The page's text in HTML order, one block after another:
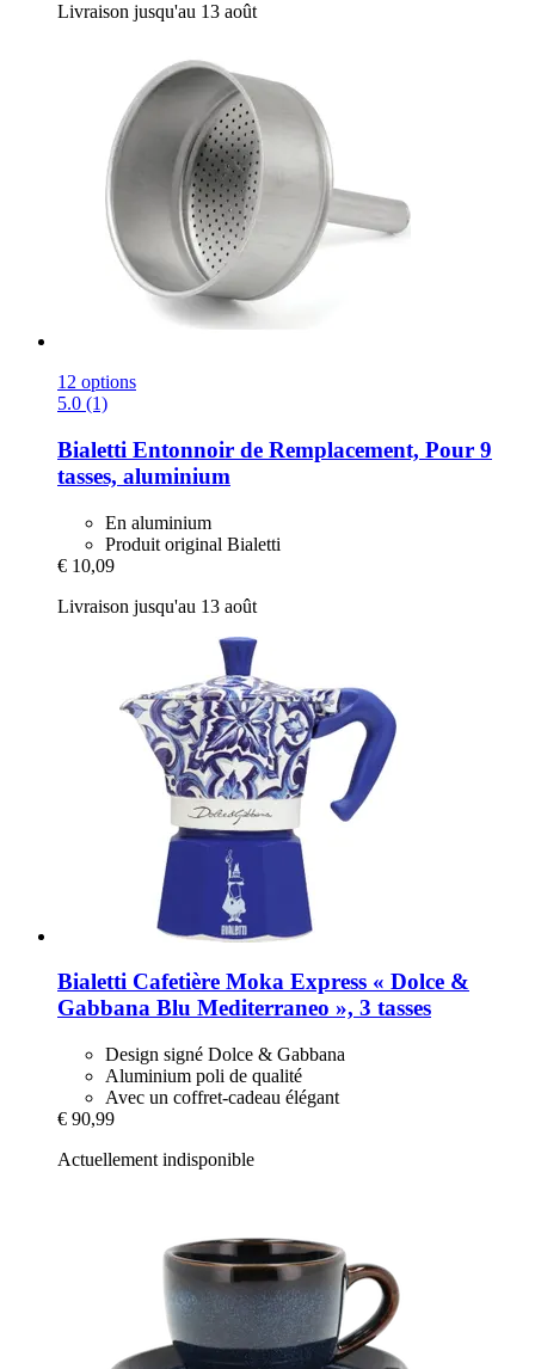
Livraison jusqu'au 13 août
12 options
5.0 (1)
Bialetti Entonnoir de Remplacement, Pour 9
tasses, aluminium
En aluminium
Produit original Bialetti
€ 10,09
Livraison jusqu'au 13 août
Bialetti Cafetière Moka Express « Dolce &
Gabbana Blu Mediterraneo », 3 tasses
Design signé Dolce & Gabbana
Aluminium poli de qualité
Avec un coffret-cadeau élégant
€ 90,99
Actuellement indisponible